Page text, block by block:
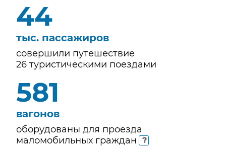
46
тыс. пассажиров
совершили путешествие
26 туристическими поездами
613
вагонов
оборудованы для проезда
маломобильных граждан